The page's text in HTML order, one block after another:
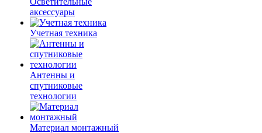
аксессуары
Учетная техника
Антенны и
спутниковые
технологии
Материал монтажный